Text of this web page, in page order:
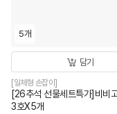
5개
담기
[일체형 손잡이]
[26추석 선물세트특가]비비
3호X5개